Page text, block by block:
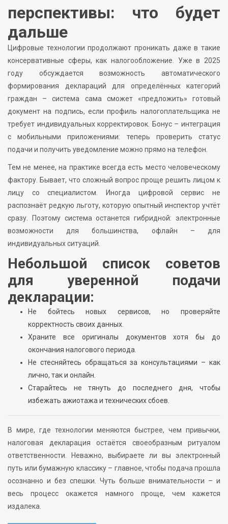
перспективы: что будет
дальше
Цифровые технологии продолжают проникать даже в такие
консервативные сферы, как налогообложение. Уже в 2025
году обсуждается возможность автоматического
формирования деклараций для определённых категорий
граждан – система сама сможет «предложить» готовый
документ на подпись, если профиль налогоплательщика не
требует индивидуальных корректировок. Бонус – интеграция
с мобильными приложениями: теперь проверить статус
подачи и получить уведомление можно прямо на телефон.
Тем не менее, на практике всегда есть место человеческому
фактору. Бывает, что сложный вопрос проще решить лицом к
лицу со специалистом. Иногда цифровой сервис не
распознаёт редкую льготу, которую опытный инспектор учтёт
сразу. Поэтому система останется гибридной: электронные
возможности для большинства, офлайн – для
индивидуальных ситуаций.
Небольшой список советов
для уверенной подачи
декларации:
Не бойтесь новых сервисов, но проверяйте
корректность своих данных.
Храните все оригиналы документов хотя бы до
окончания налогового периода.
Не стесняйтесь обращаться за консультациями – как
лично, так и онлайн.
Старайтесь не тянуть до последнего дня, чтобы
избежать ажиотажа и технических сбоев.
В мире, где технологии меняются быстрее, чем привычки,
налоговая декларация остаётся своеобразным ритуалом
ответственности. Неважно, выбираете ли вы электронный
путь или бумажную классику – главное, чтобы подача прошла
осознанно и без спешки. Чуть больше внимательности – и
весь процесс окажется намного проще, чем кажется
издалека.